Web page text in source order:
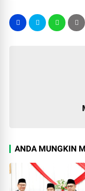
ANDA MUNGKIN